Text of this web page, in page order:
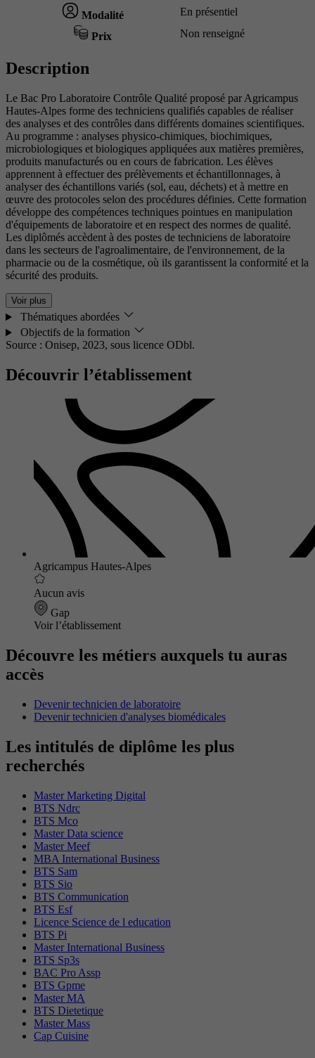
Modalité En présentiel
Prix Non renseigné
Description
Le Bac Pro Laboratoire Contrôle Qualité proposé par Agricampus
Hautes-Alpes forme des techniciens qualifiés capables de réaliser
des analyses et des contrôles dans différents domaines scientifiques.
Au programme : analyses physico-chimiques, biochimiques,
microbiologiques et biologiques appliquées aux matières premières,
produits manufacturés ou en cours de fabrication. Les élèves
apprennent à effectuer des prélèvements et échantillonnages, à
analyser des échantillons variés (sol, eau, déchets) et à mettre en
œuvre des protocoles selon des procédures définies. Cette formation
développe des compétences techniques pointues en manipulation
d'équipements de laboratoire et en respect des normes de qualité.
Les diplômés accèdent à des postes de techniciens de laboratoire
dans les secteurs de l'agroalimentaire, de l'environnement, de la
pharmacie ou de la cosmétique, où ils garantissent la conformité et la
sécurité des produits.
Voir plus
Thématiques abordées
Objectifs de la formation
Source : Onisep, 2023, sous licence ODbl.
Découvrir l’établissement
Agricampus Hautes-Alpes
Aucun avis
Gap
Voir l’établissement
Découvre les métiers auxquels tu auras
accès
Devenir technicien de laboratoire
Devenir technicien d'analyses biomédicales
Les intitulés de diplôme les plus
recherchés
Master Marketing Digital
BTS Ndrc
BTS Mco
Master Data science
Master Meef
MBA International Business
BTS Sam
BTS Sio
BTS Communication
BTS Esf
Licence Science de l education
BTS Pi
Master International Business
BTS Sp3s
BAC Pro Assp
BTS Gpme
Master MA
BTS Dietetique
Master Mass
Cap Cuisine